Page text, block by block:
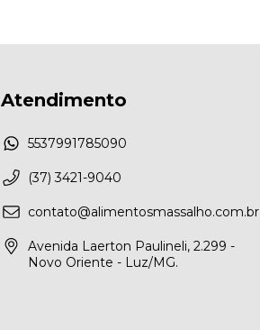
Atendimento
5537991785090
(37) 3421-9040
contato@alimentosmassalho.com.br
Avenida Laerton Paulineli, 2.299 -
Novo Oriente - Luz/MG.